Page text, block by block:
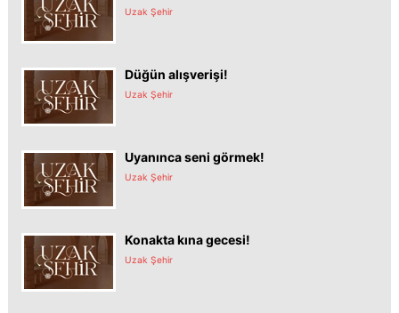
Uzak Şehir
Düğün alışverişi!
Uzak Şehir
Uyanınca seni görmek!
Uzak Şehir
Konakta kına gecesi!
Uzak Şehir